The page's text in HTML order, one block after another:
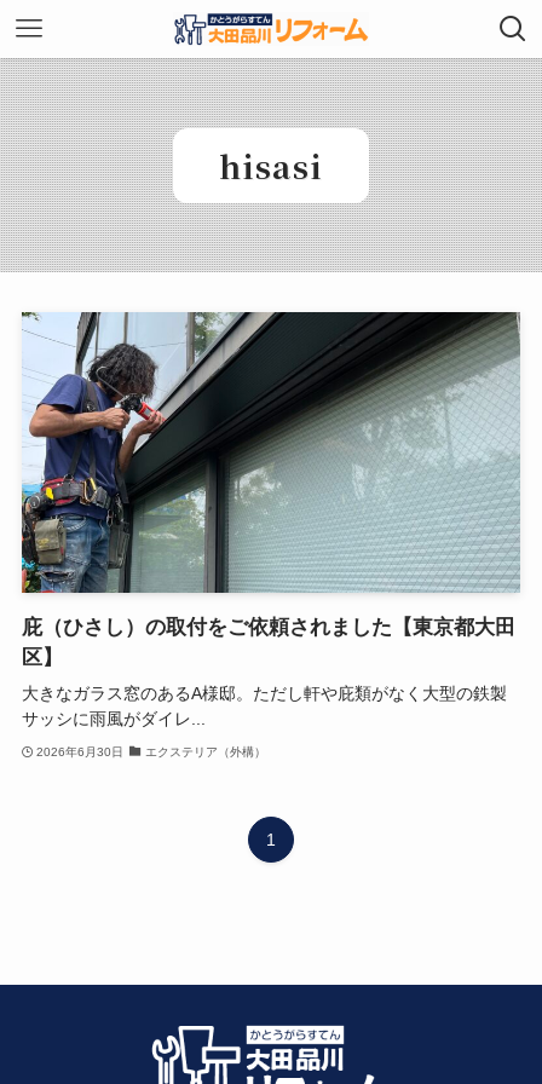
hisasi
庇（ひさし）の取付をご依頼されました【東京都大田
区】
大きなガラス窓のあるA様邸。ただし軒や庇類がなく大型の鉄製
サッシに雨風がダイレ...
2026年6月30日 エクステリア（外構）
1